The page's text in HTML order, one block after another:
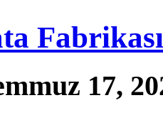
Fabrikası
17,